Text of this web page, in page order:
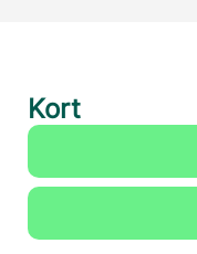
Kort